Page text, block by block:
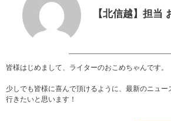
【北信越】担当
皆様はじめまして、ライターのおこめちゃんです。
少しでも皆様に喜んで頂けるように、最新のニュ
行きたいと思います！